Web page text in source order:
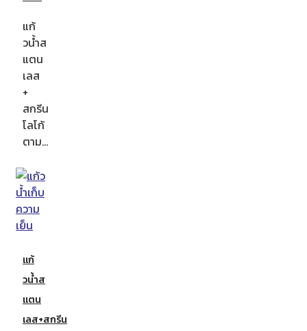
แก้
วน้ำส
แตน
เลส
+
สกรีน
โลโก้
ตาม…
แก้
วน้ำส
แตน
เลส+สกรีน